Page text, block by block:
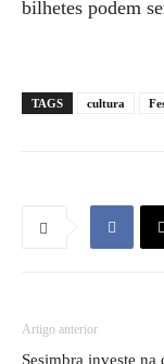
bilhetes podem
TAGS cultura
Artigo anterior
Sesimbra investe na